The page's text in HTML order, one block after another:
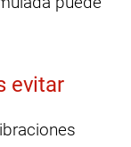
evitar